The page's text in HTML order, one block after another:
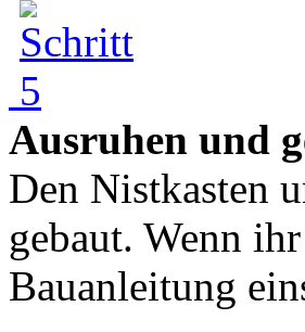
Ausruhen und
Den Nistkasten
gebaut. Wenn
Bauanleitung